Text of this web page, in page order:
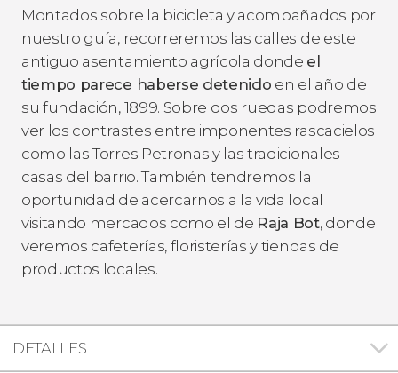
Montados sobre la bicicleta y acompañados por
nuestro guía, recorreremos las calles de este
antiguo asentamiento agrícola donde el
tiempo parece haberse detenido en el año de
su fundación, 1899. Sobre dos ruedas podremos
ver los contrastes entre imponentes rascacielos
como las Torres Petronas y las tradicionales
casas del barrio. También tendremos la
oportunidad de acercarnos a la vida local
visitando mercados como el de Raja Bot, donde
veremos cafeterías, floristerías y tiendas de
productos locales.
DETALLES